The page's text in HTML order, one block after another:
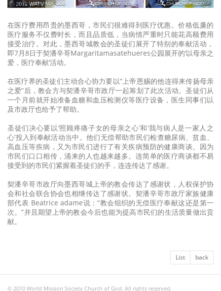
ⓒ 2012 WATV
在医疗费用昂贵的墨西哥，市民们很难得到医疗优惠。价格低廉的
医疗服务不仅费时长，而且品质低，当病情严重时只能花高额费用
接受治疗。对此，墨西哥城教会的圣徒们展开了特别的奉献活动，
即7月8日于契潘辛哥Margaritamasatehueres公园展开的‘以母亲之
爱，医疗奉献’活动。
在医疗界的圣徒们主动合心协力要以“上帝恩赐的他连得来传扬母亲
之爱”后，教会方与契潘辛哥市政厅一起筹划了此次活动。圣徒们从
一个月前就开始准备血糖和血压检测仪等医疗设备，医生同事们以
及市政厅也给予了帮助。
圣徒们决心要以‘照顾疼痛子女的母亲之心’和‘我与病人是一家人之
心’投入到奉献活动当中。他们无偿帮助市民们检查糖尿病、贫血、
高血压等疾病，又为市民们进行了有关疾病预防的健康商谈。因为
市民们口口相传，涌来的人也越来越多。连简单的医疗商谈都不易
接受到的市民们紧握着圣徒们的手，连连传达了感谢。
契潘辛哥市政厅向墨西哥城上帝的教会传达了感谢状，人权保护协
会和社会联合协会也相继传达了感谢状。契潘辛哥市政厅家族健康
部代表 Beatrice adame说：“教会组织的无偿医疗奉献这还是第一
次。”并且期望上帝的教会今后也能为提高市民们的生活质量做出贡
献。
List back
© 2010 World Mission Society Church of God. All rights reserved.